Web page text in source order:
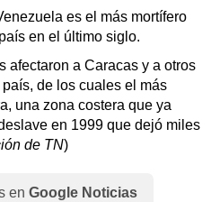
es el más mortífero
en el último siglo.
afectaron a Caracas y a otros
de los cuales el más
una zona costera que ya
en 1999 que dejó miles
de TN)
en Google Noticias